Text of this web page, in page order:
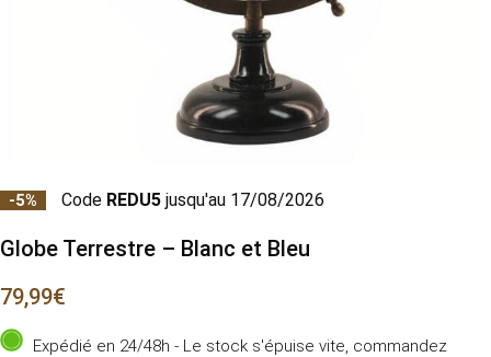
-5% Code REDU5 jusqu'au 17/08/2026
Globe Terrestre – Blanc et Bleu
79,99€
Expédié en 24/48h - Le stock s'épuise vite, commandez